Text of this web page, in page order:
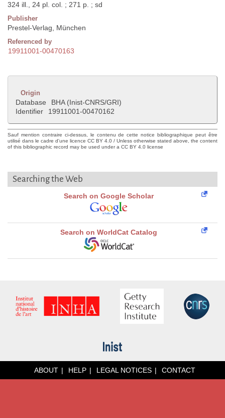
324 ill., 24 pl. col. ; 271 p. ; sd
Publisher
Prestel-Verlag, München
Referenced by
19911001-00470163
Origin
Database
BHA (Inist-CNRS/GRI)
Identifier
19911001-00470162
Sauf mention contraire ci-dessus, le contenu de cette notice bibliographique peut être
utilisé dans le cadre d'une licence CC BY 4.0 / Unless otherwise stated above, the content
of this bibliographic record may be used under a CC BY 4.0 license
Searching the Web
Search on Google Scholar
Search on WorldCat Catalog
ABOUT HELP LEGAL NOTICES CONTACT